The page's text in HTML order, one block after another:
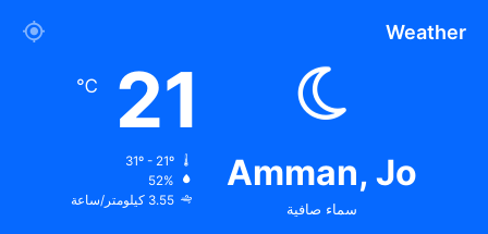
Weather
Amman, Jo
سماء صافية
21
℃
52%
3.55 كيلومتر/ساعة